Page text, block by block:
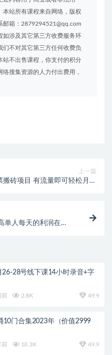
本站所有课程来自网络，版权
邮箱：2879294521@qq.com
如涉及其它第三方收费服务环
们不对其它第三方任何收费负
站不出售课程，你支付的积分
搜集资源的人力付出费用，
上一篇
砖项目 有流量即可轻松月赚
单人每天的利润在
26-28号线下课14小时录音+字
前 2.8K 49.9
10门合集2023年（价值2999
前 18.3K 49.9